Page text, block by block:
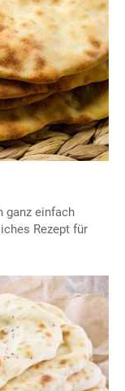
ganz einfach
Rezept für